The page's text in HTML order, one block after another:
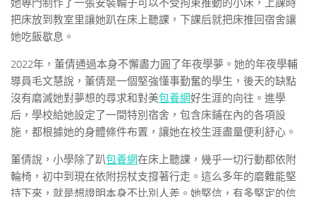
她專門制作了一張安裝輪子可以不受拘束推動的小床，上課時
把床放到教室里讓她趴在床上聽課，下課后就把床推回宿舍讓
她吃飯歇息。
2022年，董倩通過本身不懈盡力圓了年夜學夢。她的年夜學輔
導員毛文慧說，董倩是一個堅強懂事勤奮的學生，後天的缺點
沒有磨滅她對夢想的尋求和對美包養網好生涯的向往。進學
后，學校給她設定了一間特別宿舍，包含床鋪在內的各項設
施，都根據她的身體條件布置，讓她在校生涯盡量便利舒心。
董倩說，小學除了趴包養網在床上聽課，幾乎一切行動都依附
輪椅，初中到現在依附拐杖支撐著行走。這么多年的磨難能堅
持下來，就是想證明本身不比別人差。她堅信，有多堅定的信